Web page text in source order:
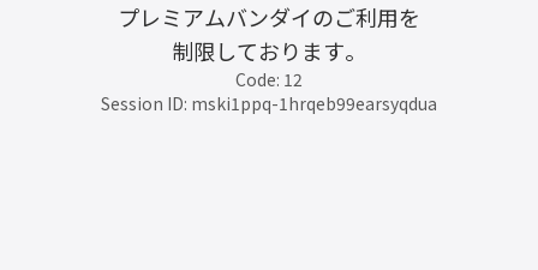
プレミアムバンダイのご利用を
制限しております。
Code: 12
Session ID: mski1ppq-1hrqeb99earsyqdua